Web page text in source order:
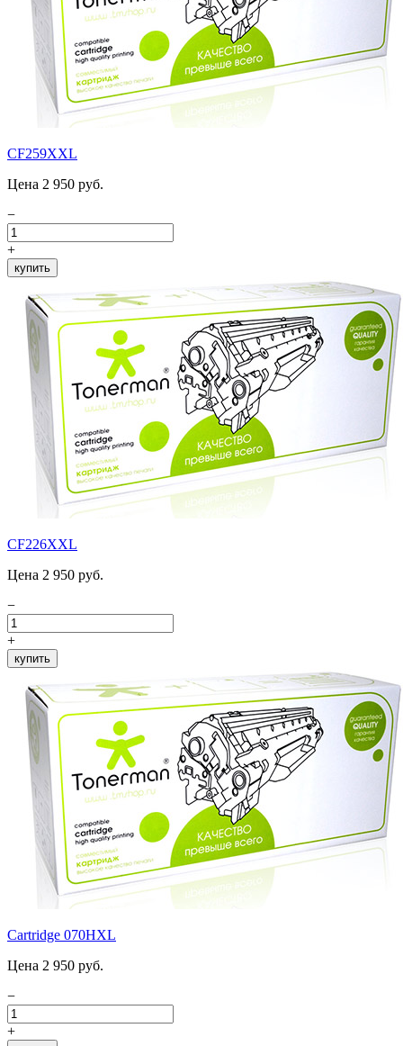
CF259XXL
Цена 2 950 руб.
−
+
купить
CF226XXL
Цена 2 950 руб.
−
+
купить
Cartridge 070HXL
Цена 2 950 руб.
−
+